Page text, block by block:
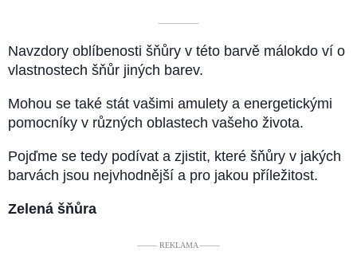
––––––––––
Navzdory oblíbenosti šňůry v této barvě málokdo ví o
vlastnostech šňůr jiných barev.
Mohou se také stát vašimi amulety a energetickými
pomocníky v různých oblastech vašeho života.
Pojďme se tedy podívat a zjistit, které šňůry v jakých
barvách jsou nejvhodnější a pro jakou příležitost.
Zelená šňůra
––––– REKLAMA –––––